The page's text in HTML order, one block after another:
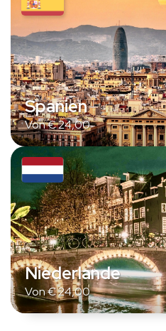
Spanien
Von€24,00
Niederlande
Von€24,00